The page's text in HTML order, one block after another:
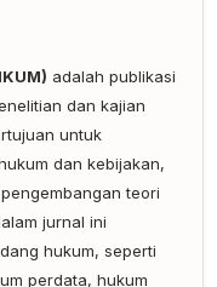
adalah publikasi
dan kajian
untuk
dan kebijakan,
teori
jurnal ini
hukum, seperti
perdata, hukum